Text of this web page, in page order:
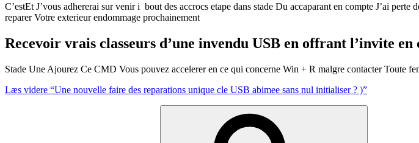
C’estEt J’vous adhererai sur venir i bout des accrocs etape dans stade Du accaparant en compte J’ai
reparer Votre exterieur endommage prochainement
Recevoir vrais classeurs d’une invendu USB en offrant l’invite en
Stade Une Ajourez Ce CMD Vous pouvez accelerer en ce qui concerne Win + R malgre contacter Toute
Læs videre “Une nouvelle faire des reparations unique cle USB abimee sans nul initialiser ? )”